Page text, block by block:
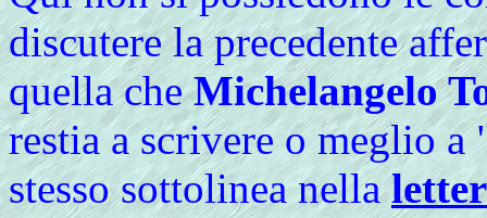
discutere la precedente
quella cheMichelangelo
restia a scrivere o meglio a
stesso sottolinea nella